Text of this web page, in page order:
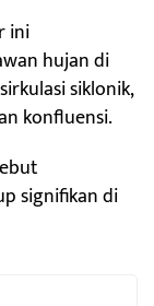
ini
hujan di
siklonik,
konfluensi.
signifikan di